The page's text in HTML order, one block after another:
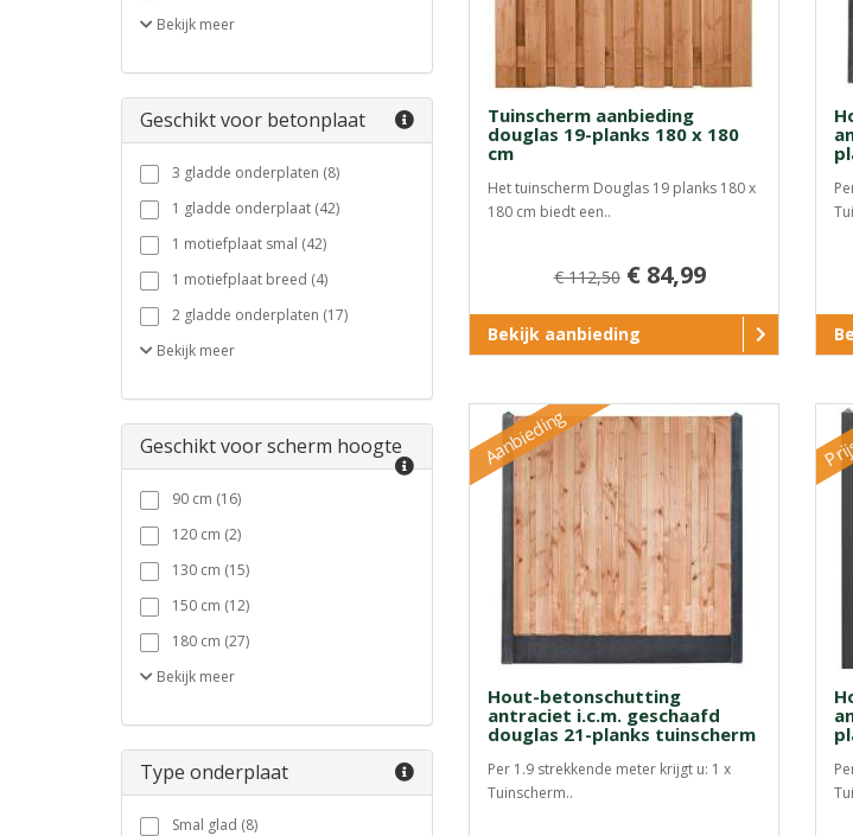
Bekijk meer
Geschikt voor betonplaat
3 gladde onderplaten (8)
1 gladde onderplaat (42)
1 motiefplaat smal (42)
1 motiefplaat breed (4)
2 gladde onderplaten (17)
Bekijk meer
Geschikt voor scherm hoogte
90 cm (16)
120 cm (2)
130 cm (15)
150 cm (12)
180 cm (27)
Bekijk meer
Type onderplaat
Smal glad (8)
Tuinscherm aanbieding
douglas 19-planks 180 x 180
cm
Het tuinscherm Douglas 19 planks 180 x
180 cm biedt een..
€ 112,50 € 84,99
Bekijk aanbieding
Aanbieding
Hout-betonschutting
antraciet i.c.m. geschaafd
douglas 21-planks tuinscherm
Per 1.9 strekkende meter krijgt u: 1 x
Tuinscherm..